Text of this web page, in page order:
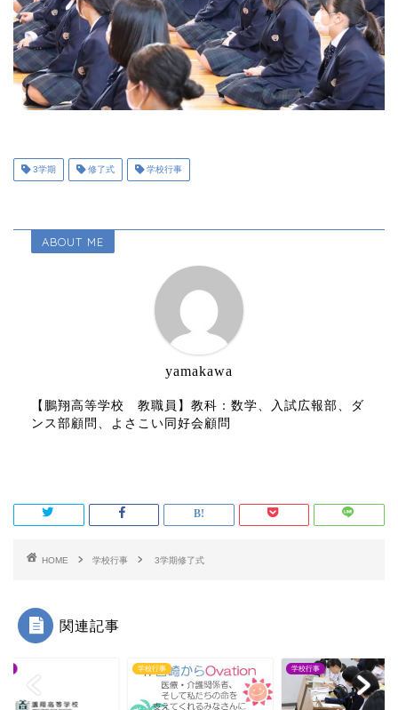
3学期 修了式 学校行事
ABOUT ME
yamakawa
【鵬翔高等学校 教職員】教科：数学、入試広報部、ダ
ンス部顧問、よさこい同好会顧問
HOME 学校行事 3学期修了式
関連記事
学校行事 学校行事